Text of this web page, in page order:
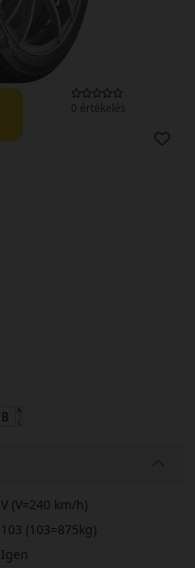
0 értékelés
V (V=240 km/h)
103 (103=875kg)
Igen